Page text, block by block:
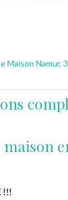
Maison Namur,
maison
!!!